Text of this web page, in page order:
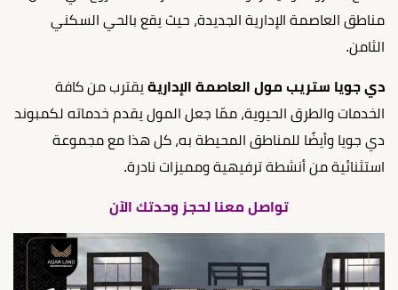
مناطق العاصمة الإدارية الجديدة، حيث يقع بالحي السكني
الثامن.
دي جويا ستريب مول العاصمة الإدارية يقترب من كافة
الخدمات والطرق الحيوية، ممّا جعل المول يقدم خدماته لكمبوند
دي جويا وأيضًا للمناطق المحيطة به، كل هذا مع مجموعة
استثنائية من أنشطة ترفيهية ومميزات نادرة.
تواصل معنا لحجز وحدتك الآن